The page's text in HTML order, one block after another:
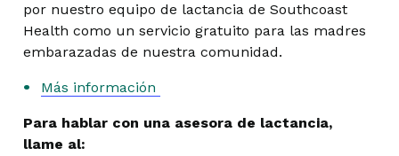
por nuestro equipo de lactancia de Southcoast
Health como un servicio gratuito para las madres
embarazadas de nuestra comunidad.
Más información
Para hablar con una asesora de lactancia,
llame al: